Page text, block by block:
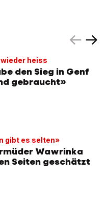
heiss
den Sieg in Genf
gebraucht»
gibt es selten»
Wawrinka
Seiten geschätzt